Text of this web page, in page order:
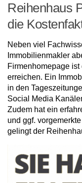
Reihenhaus
die
Neben viel
Immobilienmakler
Firmenhomepage
erreichen. Ein
in den
Social Media
Zudem hat ein
und ggf.
gelingt der